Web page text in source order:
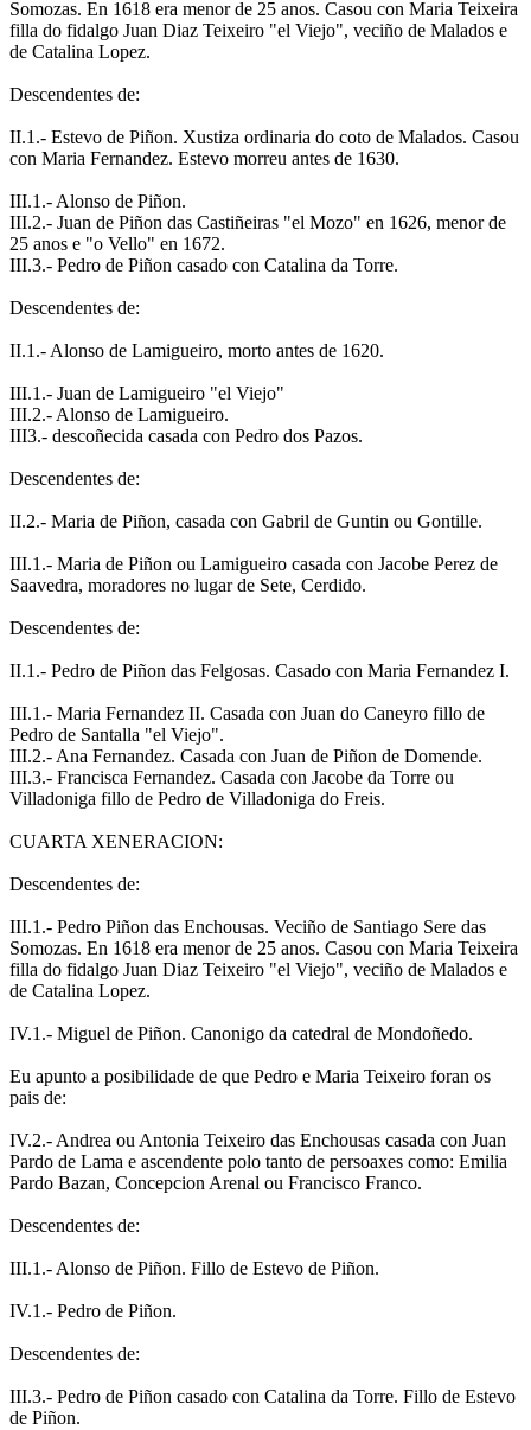
Somozas. En 1618 era menor de 25 anos. Casou con Maria Teixeira
filla do fidalgo Juan Diaz Teixeiro "el Viejo", veciño de Malados e
de Catalina Lopez.
Descendentes de:
II.1.- Estevo de Piñon. Xustiza ordinaria do coto de Malados. Casou
con Maria Fernandez. Estevo morreu antes de 1630.
III.1.- Alonso de Piñon.
III.2.- Juan de Piñon das Castiñeiras "el Mozo" en 1626, menor de
25 anos e "o Vello" en 1672.
III.3.- Pedro de Piñon casado con Catalina da Torre.
Descendentes de:
II.1.- Alonso de Lamigueiro, morto antes de 1620.
III.1.- Juan de Lamigueiro "el Viejo"
III.2.- Alonso de Lamigueiro.
III3.- descoñecida casada con Pedro dos Pazos.
Descendentes de:
II.2.- Maria de Piñon, casada con Gabril de Guntin ou Gontille.
III.1.- Maria de Piñon ou Lamigueiro casada con Jacobe Perez de
Saavedra, moradores no lugar de Sete, Cerdido.
Descendentes de:
II.1.- Pedro de Piñon das Felgosas. Casado con Maria Fernandez I.
III.1.- Maria Fernandez II. Casada con Juan do Caneyro fillo de
Pedro de Santalla "el Viejo".
III.2.- Ana Fernandez. Casada con Juan de Piñon de Domende.
III.3.- Francisca Fernandez. Casada con Jacobe da Torre ou
Villadoniga fillo de Pedro de Villadoniga do Freis.
CUARTA XENERACION:
Descendentes de:
III.1.- Pedro Piñon das Enchousas. Veciño de Santiago Sere das
Somozas. En 1618 era menor de 25 anos. Casou con Maria Teixeira
filla do fidalgo Juan Diaz Teixeiro "el Viejo", veciño de Malados e
de Catalina Lopez.
IV.1.- Miguel de Piñon. Canonigo da catedral de Mondoñedo.
Eu apunto a posibilidade de que Pedro e Maria Teixeiro foran os
pais de:
IV.2.- Andrea ou Antonia Teixeiro das Enchousas casada con Juan
Pardo de Lama e ascendente polo tanto de persoaxes como: Emilia
Pardo Bazan, Concepcion Arenal ou Francisco Franco.
Descendentes de:
III.1.- Alonso de Piñon. Fillo de Estevo de Piñon.
IV.1.- Pedro de Piñon.
Descendentes de:
III.3.- Pedro de Piñon casado con Catalina da Torre. Fillo de Estevo
de Piñon.